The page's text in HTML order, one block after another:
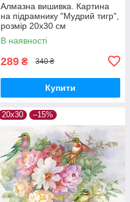
Алмазна вишивка. Картина
на підрамнику "Мудрий тигр",
розмір 20х30 см
В наявності
289 ₴ 340 ₴
Купити
20х30 –15%